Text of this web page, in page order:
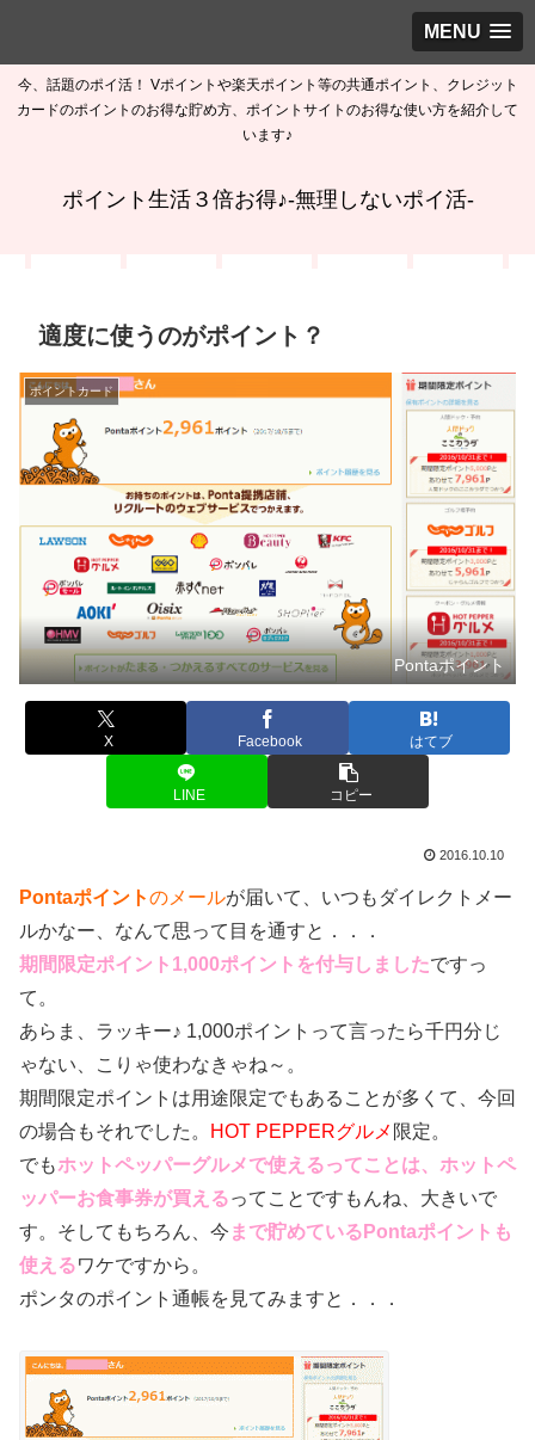
MENU
今、話題のポイ活！ Vポイントや楽天ポイント等の共通ポイント、クレジット
カードのポイントのお得な貯め方、ポイントサイトのお得な使い方を紹介して
います♪
ポイント生活３倍お得♪-無理しないポイ活-
適度に使うのがポイント？
ポイントカード
Pontaポイント
X Facebook はてブ
LINE コピー
2016.10.10
Pontaポイントのメールが届いて、いつもダイレクトメー
ルかなー、なんて思って目を通すと．．．
期間限定ポイント1,000ポイントを付与しましたですっ
て。
あらま、ラッキー♪ 1,000ポイントって言ったら千円分じ
ゃない、こりゃ使わなきゃね～。
期間限定ポイントは用途限定でもあることが多くて、今回
の場合もそれでした。
HOT PEPPERグルメ 限定。
でもホットペッパーグルメで使えるってことは、ホットペ
ッパーお食事券が買えるってことですもんね、大きいで
す。そしてもちろん、今 まで貯めているPontaポイントも
使えるワケですから。
ポンタのポイント通帳を見てみますと．．．